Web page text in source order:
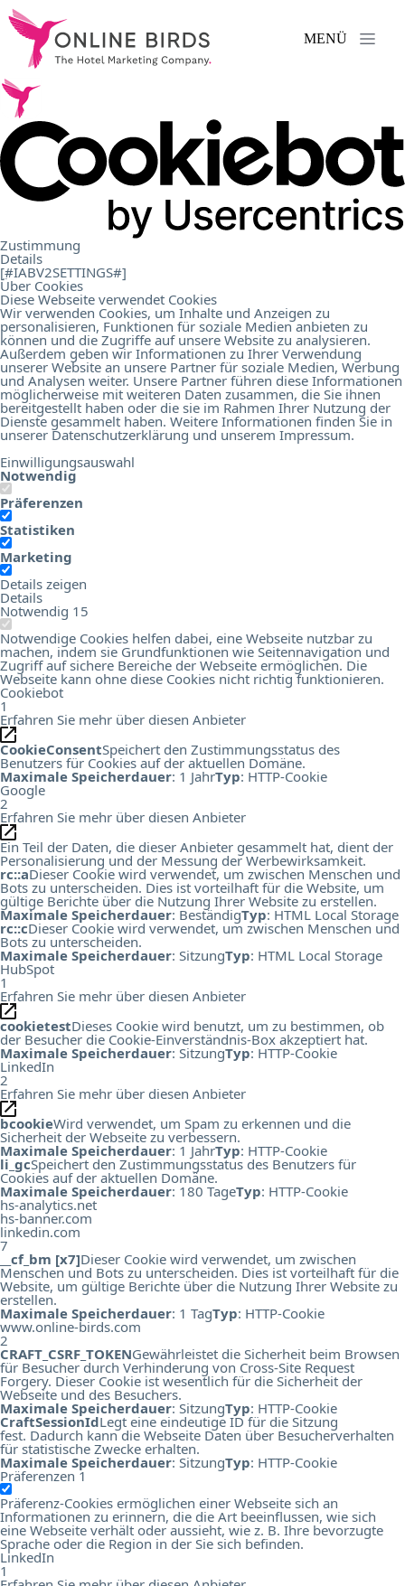
Zustimmung
Details
[#IABV2SETTINGS#]
Über Cookies
Diese Webseite verwendet Cookies
Wir verwenden Cookies, um Inhalte und Anzeigen zu
personalisieren, Funktionen für soziale Medien anbieten zu
können und die Zugriffe auf unsere Website zu analysieren.
Außerdem geben wir Informationen zu Ihrer Verwendung
unserer Website an unsere Partner für soziale Medien, Werbung
und Analysen weiter. Unsere Partner führen diese Informationen
möglicherweise mit weiteren Daten zusammen, die Sie ihnen
bereitgestellt haben oder die sie im Rahmen Ihrer Nutzung der
Dienste gesammelt haben. Weitere Informationen finden Sie in
unserer Datenschutzerklärung und unserem Impressum.
Einwilligungsauswahl
Notwendig
Präferenzen
Statistiken
Marketing
Details zeigen
Details
Notwendig 15
Notwendige Cookies helfen dabei, eine Webseite nutzbar zu
machen, indem sie Grundfunktionen wie Seitennavigation und
Zugriff auf sichere Bereiche der Webseite ermöglichen. Die
Webseite kann ohne diese Cookies nicht richtig funktionieren.
Cookiebot
1
Erfahren Sie mehr über diesen Anbieter
CookieConsentSpeichert den Zustimmungsstatus des
Benutzers für Cookies auf der aktuellen Domäne.
Maximale Speicherdauer: 1 JahrTyp: HTTP-Cookie
Google
2
Erfahren Sie mehr über diesen Anbieter
Ein Teil der Daten, die dieser Anbieter gesammelt hat, dient der
Personalisierung und der Messung der Werbewirksamkeit.
rc::aDieser Cookie wird verwendet, um zwischen Menschen und
Bots zu unterscheiden. Dies ist vorteilhaft für die Website, um
gültige Berichte über die Nutzung Ihrer Website zu erstellen.
Maximale Speicherdauer: BeständigTyp: HTML Local Storage
rc::cDieser Cookie wird verwendet, um zwischen Menschen und
Bots zu unterscheiden.
Maximale Speicherdauer: SitzungTyp: HTML Local Storage
HubSpot
1
Erfahren Sie mehr über diesen Anbieter
cookietestDieses Cookie wird benutzt, um zu bestimmen, ob
der Besucher die Cookie-Einverständnis-Box akzeptiert hat.
Maximale Speicherdauer: SitzungTyp: HTTP-Cookie
LinkedIn
2
Erfahren Sie mehr über diesen Anbieter
bcookieWird verwendet, um Spam zu erkennen und die
Sicherheit der Webseite zu verbessern.
Maximale Speicherdauer: 1 JahrTyp: HTTP-Cookie
li_gcSpeichert den Zustimmungsstatus des Benutzers für
Cookies auf der aktuellen Domäne.
Maximale Speicherdauer: 180 TageTyp: HTTP-Cookie
hs-analytics.net
hs-banner.com
linkedin.com
7
__cf_bm [x7]Dieser Cookie wird verwendet, um zwischen
Menschen und Bots zu unterscheiden. Dies ist vorteilhaft für die
Website, um gültige Berichte über die Nutzung Ihrer Website zu
erstellen.
Maximale Speicherdauer: 1 TagTyp: HTTP-Cookie
www.online-birds.com
2
CRAFT_CSRF_TOKENGewährleistet die Sicherheit beim Browsen
für Besucher durch Verhinderung von Cross-Site Request
Forgery. Dieser Cookie ist wesentlich für die Sicherheit der
Webseite und des Besuchers.
Maximale Speicherdauer: SitzungTyp: HTTP-Cookie
CraftSessionIdLegt eine eindeutige ID für die Sitzung
fest. Dadurch kann die Webseite Daten über Besucherverhalten
für statistische Zwecke erhalten.
Maximale Speicherdauer: SitzungTyp: HTTP-Cookie
Präferenzen 1
Präferenz-Cookies ermöglichen einer Webseite sich an
Informationen zu erinnern, die die Art beeinflussen, wie sich
eine Webseite verhält oder aussieht, wie z. B. Ihre bevorzugte
Sprache oder die Region in der Sie sich befinden.
LinkedIn
1
Leistungen
Referenzen .
uns.
Karriere.
Kontakt.
MENÜ